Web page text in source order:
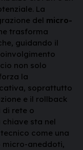
La
del micro-
trasforma
guidando il
non solo
la
soprattutto
e il rollback
rete o
chiave sta nel
come una
aneddoti,